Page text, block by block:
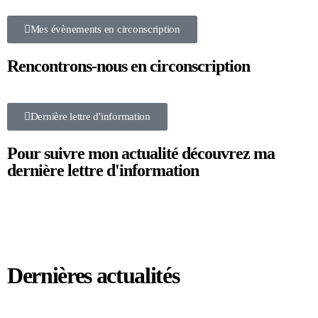
Mes évènements en circonscription
Rencontrons-nous en circonscription
Dernière lettre d'information
Pour suivre mon actualité découvrez ma
dernière lettre d'information
Dernières actualités